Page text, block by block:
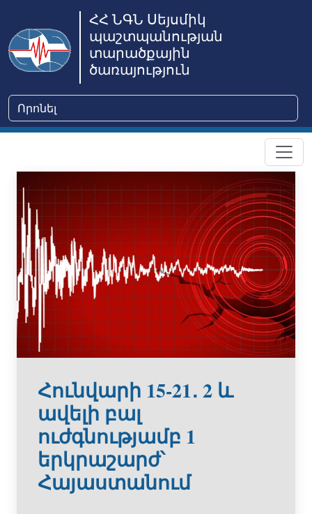
ՀՀ ՆԳՆ Սեյսմիկ
պաշտպանության
տարածքային
ծառայություն
Հունվարի 15-21․ 2 և
ավելի բալ
ուժգնությամբ 1
երկրաշարժ՝
Հայաստանում